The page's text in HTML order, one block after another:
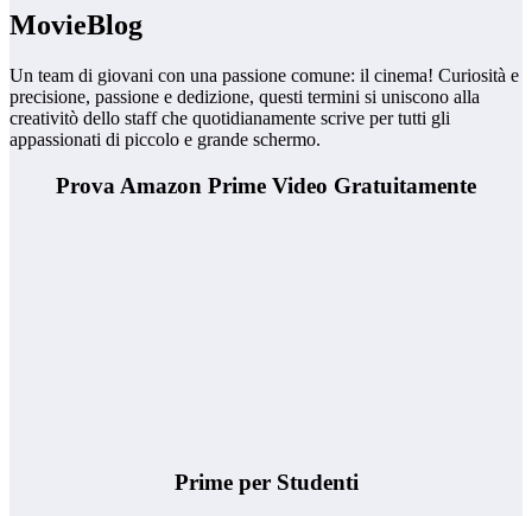
MovieBlog
Un team di giovani con una passione comune: il cinema! Curiosità e
precisione, passione e dedizione, questi termini si uniscono alla
creativitò dello staff che quotidianamente scrive per tutti gli
appassionati di piccolo e grande schermo.
Prova Amazon Prime Video Gratuitamente
Prime per Studenti